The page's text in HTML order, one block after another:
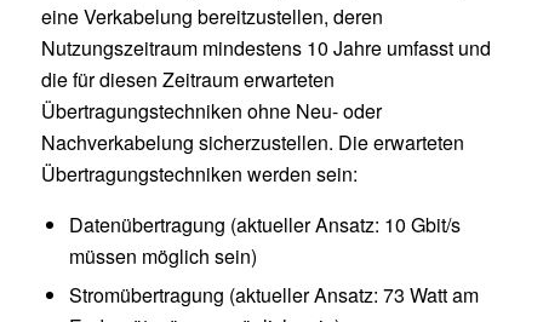
eine Verkabelung bereitzustellen, deren
Nutzungszeitraum mindestens 10 Jahre umfasst und
die für diesen Zeitraum erwarteten
Übertragungstechniken ohne Neu- oder
Nachverkabelung sicherzustellen. Die erwarteten
Übertragungstechniken werden sein:
Datenübertragung (aktueller Ansatz: 10 Gbit/s
müssen möglich sein)
Stromübertragung (aktueller Ansatz: 73 Watt am